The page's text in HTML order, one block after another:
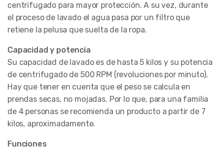
centrifugado para mayor protección. A su vez, durante
el proceso de lavado el agua pasa por un filtro que
retiene la pelusa que suelta de la ropa.
Capacidad y potencia
Su capacidad de lavado es de hasta 5 kilos y su potencia
de centrifugado de 500 RPM (revoluciones por minuto).
Hay que tener en cuenta que el peso se calcula en
prendas secas, no mojadas. Por lo que, para una familia
de 4 personas se recomienda un producto a partir de 7
kilos, aproximadamente.
Funciones